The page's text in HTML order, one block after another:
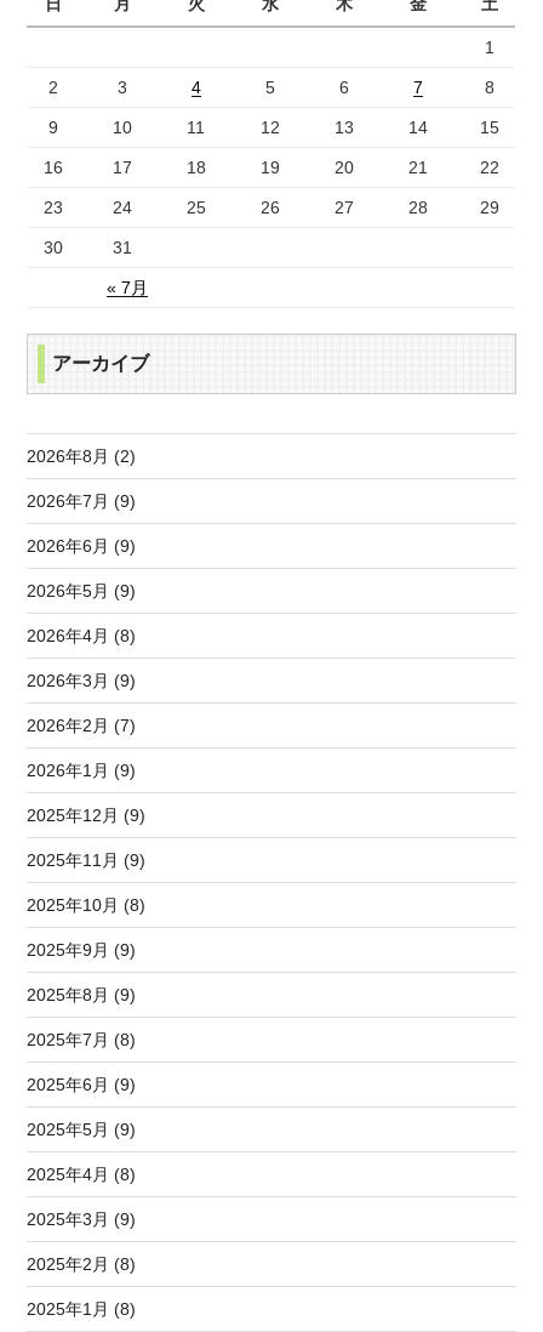
日
月 火 水 木 金 土
« 7月
1
2 3 4 5 6 7 8
9 10 11 12 13 14 15
16 17 18 19 20 21 22
23 24 25 26 27 28 29
30 31
アーカイブ
2026年8月 (2)
2026年7月 (9)
2026年6月 (9)
2026年5月 (9)
2026年4月 (8)
2026年3月 (9)
2026年2月 (7)
2026年1月 (9)
2025年12月 (9)
2025年11月 (9)
2025年10月 (8)
2025年9月 (9)
2025年8月 (9)
2025年7月 (8)
2025年6月 (9)
2025年5月 (9)
2025年4月 (8)
2025年3月 (9)
2025年2月 (8)
2025年1月 (8)